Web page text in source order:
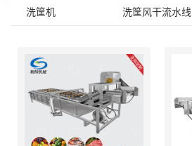
容器清洗设备
洗筐机 洗筐风干流水线